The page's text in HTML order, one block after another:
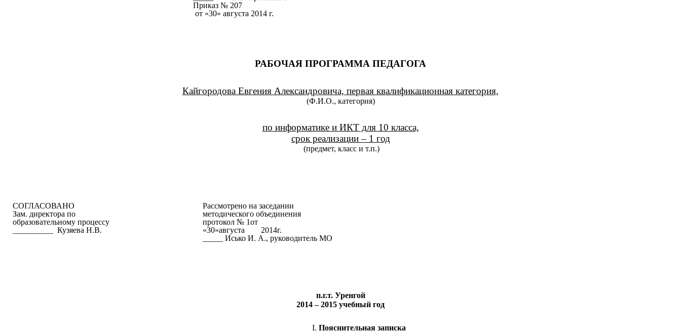
Приказ № 207
от «30» августа 2014 г.
РАБОЧАЯ ПРОГРАММА ПЕДАГОГА
Кайгородова Евгения Александровича, первая квалификационная категория,
(Ф.И.О., категория)
по информатике и ИКТ для 10 класса,
срок реализации – 1 год
(предмет, класс и т.п.)
СОГЛАСОВАНО
Зам. директора по
образовательному процессу
__________ Кузяева Н.В.
Рассмотрено на заседании
методического объединения
протокол № 1от
«30»августа 2014г.
_____ Исько И. А., руководитель МО
п.г.т. Уренгой
2014 – 2015 учебный год
Пояснительная записка